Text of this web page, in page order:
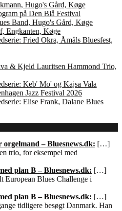
Hugo's Gård, Køge
på Den Blå Festival
Band, Hugo's Gård, Køge
Engkanten, Køge
Fried Okra, Åmåls Bluesfest,
& Kjeld Lauritsen Hammond Trio,
Keb' Mo' og Kajsa Vala
Jazz Festival 2026
Elise Frank, Dalane Blues
– Bluesnews.dk: […]
trio, for eksempel med
plan B – Bluesnews.dk: […]
European Blues Challenge i
plan B – Bluesnews.dk: […]
tidligere besøgt Danmark. Han